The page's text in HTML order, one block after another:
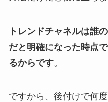
トレンドチャネルは誰
だと明確になった時点
るからです。
ですから、後付けで何